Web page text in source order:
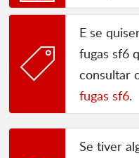
E se
fugas sf6
consultar
fugas sf6.
Se tiver